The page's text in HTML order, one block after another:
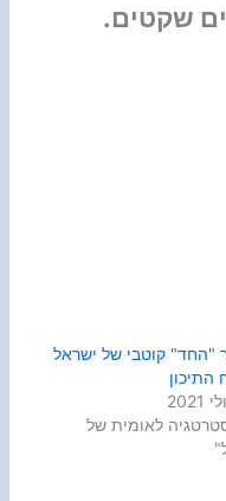
שקטים.
"החד" קוטבי של ישראל
התיכון
לאומית של